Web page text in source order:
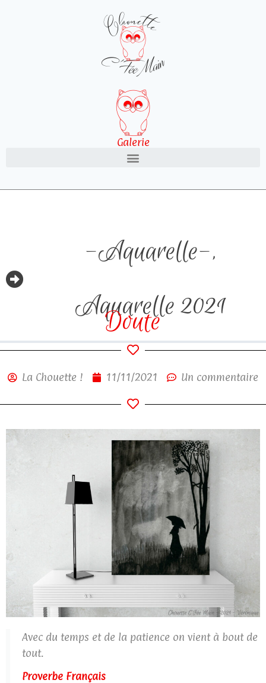
Galerie
-Aquarelle-,
Aquarelle 2021
Doute
La Chouette ! 11/11/2021 Un commentaire
Avec du temps et de la patience on vient à bout de
tout.
Proverbe Français